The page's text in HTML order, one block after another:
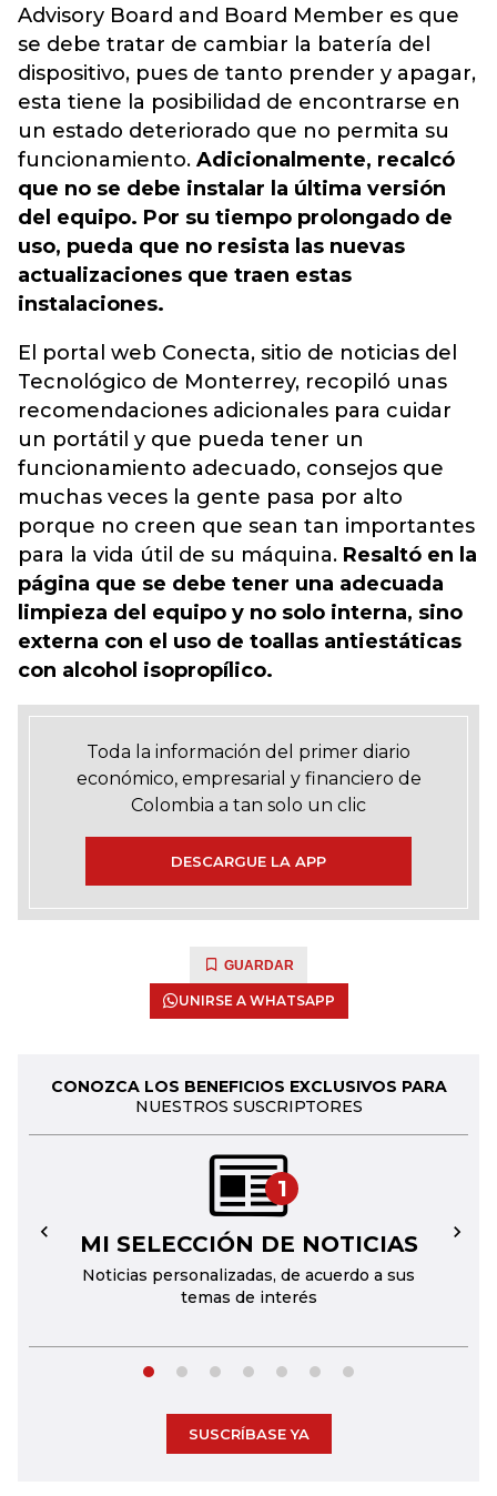
Advisory Board and Board Member es que
se debe tratar de cambiar la batería del
dispositivo, pues de tanto prender y apagar,
esta tiene la posibilidad de encontrarse en
un estado deteriorado que no permita su
funcionamiento. Adicionalmente, recalcó
que no se debe instalar la última versión
del equipo. Por su tiempo prolongado de
uso, pueda que no resista las nuevas
actualizaciones que traen estas
instalaciones.
El portal web Conecta, sitio de noticias del
Tecnológico de Monterrey, recopiló unas
recomendaciones adicionales para cuidar
un portátil y que pueda tener un
funcionamiento adecuado, consejos que
muchas veces la gente pasa por alto
porque no creen que sean tan importantes
para la vida útil de su máquina. Resaltó en la
página que se debe tener una adecuada
limpieza del equipo y no solo interna, sino
externa con el uso de toallas antiestáticas
con alcohol isopropílico.
Toda la información del primer diario
económico, empresarial y financiero de
Colombia a tan solo un clic
DESCARGUE LA APP
GUARDAR
UNIRSE A WHATSAPP
CONOZCA LOS BENEFICIOS EXCLUSIVOS PARA
NUESTROS SUSCRIPTORES
1
MI SELECCIÓN DE NOTICIAS
Noticias personalizadas, de acuerdo a sus
temas de interés
← →
SUSCRÍBASE YA